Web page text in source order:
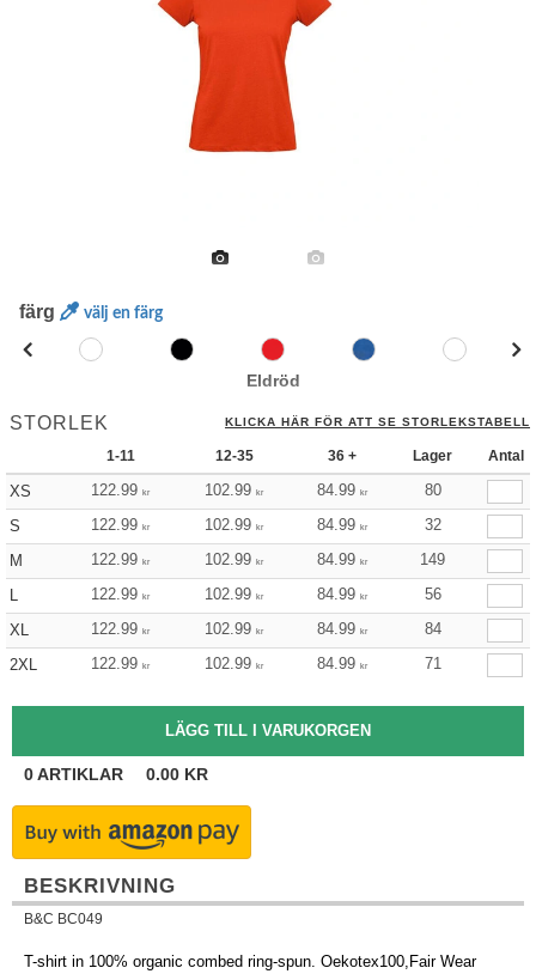
färg välj en färg
Eldröd
STORLEK KLICKA HÄR FÖR ATT SE STORLEKSTABELL
1-11 12-35 36 + Lager Antal
XS 122.99 kr 102.99 kr 84.99 kr
80
S
122.99 kr 102.99 kr 84.99 kr
32
M
122.99 kr 102.99 kr 84.99 kr
149
L
122.99 kr 102.99 kr 84.99 kr
56
XL
122.99 kr 102.99 kr 84.99 kr
84
2XL
122.99 kr 102.99 kr 84.99 kr 71
0ARTIKLAR 0.00 KR
BESKRIVNING
B&C BC049
T-shirt in 100% organic combed ring-spun. Oekotex100,Fair Wear